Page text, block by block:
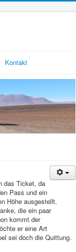
Kontakt
das Ticket, da
Pass und ein
Höhe ausgestellt.
die ein paar
kommt der
er eine Art
sei doch die Quittung.